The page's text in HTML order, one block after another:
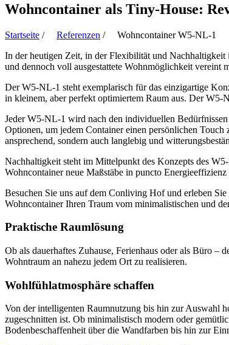
Wohncontainer als Tiny-House:
Startseite / Referenzen / Wohncontainer W5-NL-1
In der heutigen Zeit, in der Flexibilität und
und dennoch voll ausgestattete Wohnmöglichkeit vereint
Der W5-NL-1 steht exemplarisch für das einzigartige
in kleinem, aber perfekt optimiertem Raum aus. Der W5-
Jeder W5-NL-1 wird nach den individuellen
Optionen, um jedem Container einen persönlichen
ansprechend, sondern auch langlebig und
Nachhaltigkeit steht im Mittelpunkt des Konzepts des
Wohncontainer neue Maßstäbe in puncto
Besuchen Sie uns auf dem Conliving Hof und erleben
Wohncontainer Ihren Traum vom minimalistischen und
Praktische Raumlösung
Ob als dauerhaftes Zuhause, Ferienhaus oder als Büro
Wohntraum an nahezu jedem Ort zu realisieren.
Wohlfühlatmosphäre schaffen
Von der intelligenten Raumnutzung bis hin zur Auswahl
zugeschnitten ist. Ob minimalistisch modern oder
Bodenbeschaffenheit über die Wandfarben bis hin zur